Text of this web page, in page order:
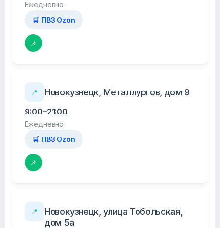
Ежедневно
🛒 ПВЗ Ozon
📌
📍 Новокузнецк, Металлургов, дом 9
9:00–21:00
Ежедневно
🛒 ПВЗ Ozon
📌
📍
Новокузнецк, улица Тобольская,
дом 5а